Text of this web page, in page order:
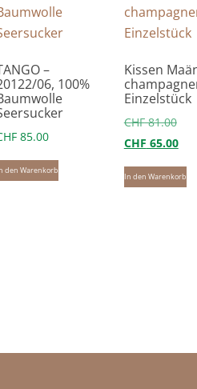
–
06, 100%
85.00
den Warenkorb
Kissen
Einzelstück
CHF81.00
Preis
war:
CHF 65.00
Preis
ist:
In den Warenkorb